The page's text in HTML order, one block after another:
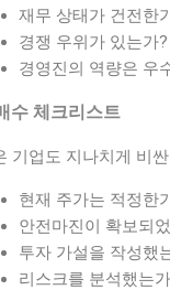
재무 상태가 건전한
경쟁 우위가 있는가?
경영진의 역량은 우
수 체크리스트
기업도 지나치게 비
현재 주가는 적정한
안전마진이 확보되
투자 가설을 작성했
리스크를 분석했는